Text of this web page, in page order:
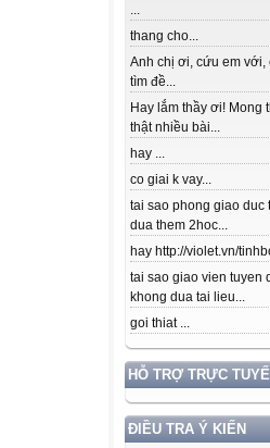
...
thang cho...
Anh chị ơi, cứu em với,
tìm đề...
Hay lắm thầy ơi! Mong
thật nhiều bài...
hay ...
co giai k vay...
tai sao phong giao duc
dua them 2hoc...
hay http://violet.vn/
tai sao giao vien tuyen
khong dua tai lieu...
goi thiat ...
HỖ TRỢ TRỰC
ĐIỀU TRA Ý KIẾN